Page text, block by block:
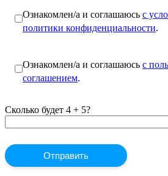
Ознакомлен/а и соглашаюсь с
политики конфиденциальности.
Ознакомлен/а и соглашаюсь с
соглашением.
Сколько будет 4 + 5?